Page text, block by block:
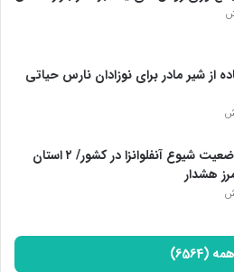
از شیر مادر برای نوزادان نارس حیاتی
آخرین وضعیت شیوع آنفلوانزا در کشور/ ۲ استان
هشدار
همه (6564)